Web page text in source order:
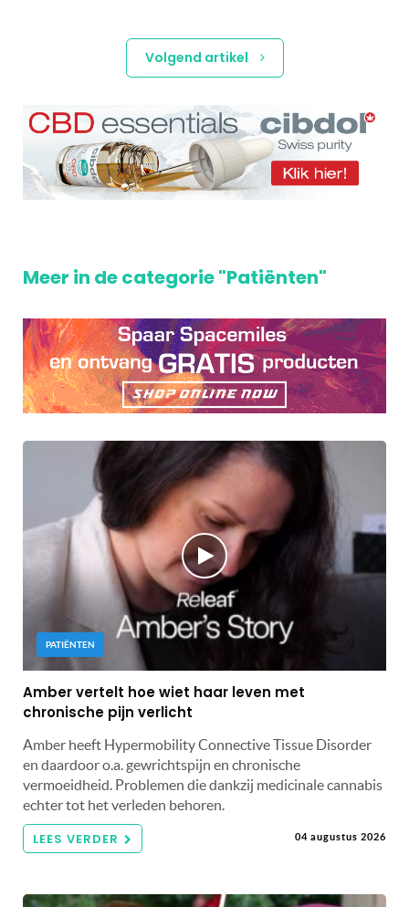
Volgend artikel
Meer in de categorie "Patiënten"
PATIËNTEN
Amber vertelt hoe wiet haar leven met
chronische pijn verlicht
Amber heeft Hypermobility Connective Tissue Disorder
en daardoor o.a. gewrichtspijn en chronische
vermoeidheid. Problemen die dankzij medicinale cannabis
echter tot het verleden behoren.
LEES VERDER 04 augustus 2026